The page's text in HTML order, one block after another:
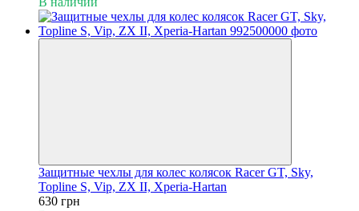
Защитные чехлы для колес колясок Racer GT, Sky,
Topline S, Vip, ZX II, Xperia-Hartan
630 грн